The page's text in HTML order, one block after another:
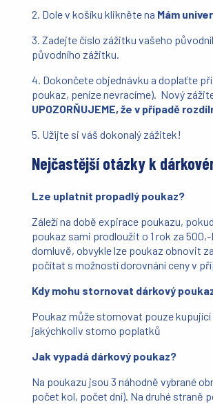
2. Dole v košíku klikněte na Mám
3. Zadejte číslo zážitku vašeho
původního zážitku.
4. Dokončete objednávku a doplaťte
poukaz, peníze nevracíme). Nový
UPOZORŇUJEME, že v případě
5. Užijte si váš dokonalý zážitek!
Nejčastější otázky k
Lze uplatnit propadlý poukaz?
Záleží na době expirace poukazu,
poukaz sami prodloužit o 1 rok za
domluvě, obvykle lze poukaz obnovit
počítat s možností dorovnání ceny v
Kdy mohu stornovat dárkový
Poukaz může stornovat pouze
jakýchkoliv storno poplatků
Jak vypadá dárkový poukaz?
Na poukazu jsou 3 náhodně vybrané
počet kol, počet dní). Na druhé straně